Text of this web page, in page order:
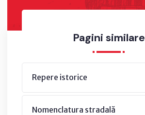
Pagini similare
Repere istorice
Nomenclatura stradală